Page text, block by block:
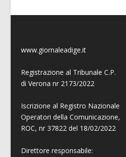
www.giornaleadige.it
Registrazione al Tribunale C.P.
di Verona nr 2173/2022
Iscrizione al Registro Nazionale
Operatori della Comunicazione,
ROC, nr 37822 del 18/02/2022
Direttore responsabile: